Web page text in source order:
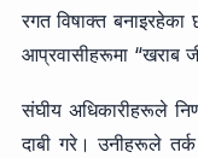
रगत विषाक्त
आप्रवासीहरूमा
संघीय अधिकारीहरूले
दाबी गरे। उनीहरूले